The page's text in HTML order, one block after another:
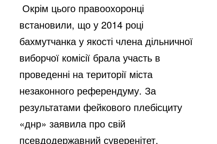
Окрім цього правоохоронці
встановили, що у 2014 році
бахмутчанка у якості члена дільничної
виборчої комісії брала участь в
проведенні на території міста
незаконного референдуму. За
результатами фейкового плебісциту
«днр» заявила про свій
псевдодержавний суверенітет.